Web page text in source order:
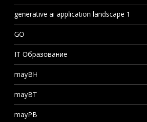
generative ai application landscape 1
GO
IT Образование
mayBH
mayBT
mayPB